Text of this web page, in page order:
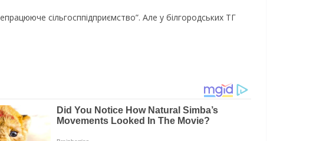
сільгосппідприємство”. Але у білгородських ТГ